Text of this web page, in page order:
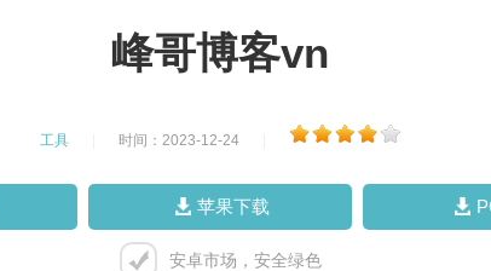
峰哥博客vn
工具 时间：2023-12-24
苹果下载
安卓市场，安全绿色